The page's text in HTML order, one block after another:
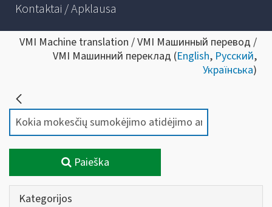
Kontaktai / Apklausa
VMI Machine translation / VMI Машинный перевод /
VMI Машинний переклад (English, Русский,
Українська)
Paieška
Kategorijos